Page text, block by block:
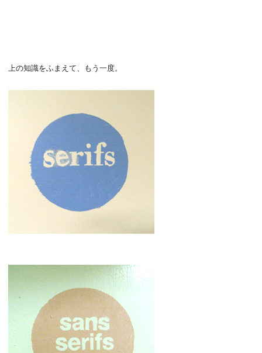
上の知識をふまえて、もう一度。